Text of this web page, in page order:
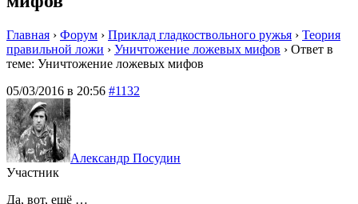
Главная › Форум › Приклад гладкоствольного ружья › Теория
правильной ложи › Уничтожение ложевых мифов › Ответ в
теме: Уничтожение ложевых мифов
05/03/2016 в 20:56 #1132
Александр Посудин
Участник
Да, вот, ещё …